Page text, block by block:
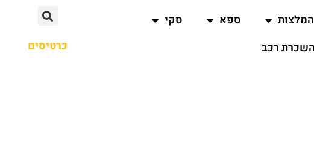
המלצות ספא
סקי
השכרת רכב כרטיסים